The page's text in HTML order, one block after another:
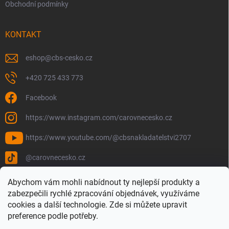
Abychom vám mohli nabídnout ty nejlepší produkty a
zabezpečili rychlé zpracování objednávek, využíváme
cookies a další technologie. Zde si můžete upravit
preference podle potřeby.
Obchodní podmínky
KONTAKT
eshop@cbs-cesko.cz
+420 725 433 773
Facebook
https://www.instagram.com/carovnecesko.cz
https://www.youtube.com/@cbsnakladatelstvi2707
@carovnecesko.cz